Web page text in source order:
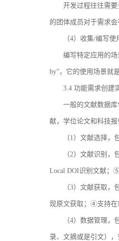
开发过程往往需
的团体成员对于需求
（4）收集/编写
编写特定应用的场
by”，它的使用场景就
3.4 功能需求创建
一般的文献数据
献，学位论文和科技
（1）文献选择
（2）文献识别
Local DOI识别文献；
（3）文献获取
现原文获取；④支持在
（4）数据管理
录、文摘或是引文）